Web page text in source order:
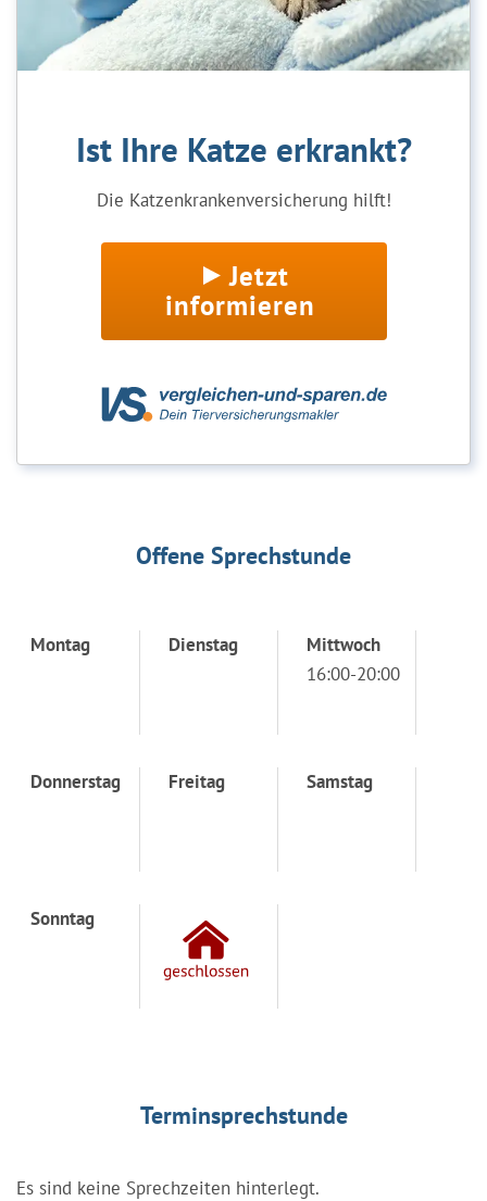
Ist Ihre Katze erkrankt?
Die Katzenkrankenversicherung hilft!
Jetzt
informieren
Offene Sprechstunde
Montag Dienstag
Mittwoch
16:00-20:00
Donnerstag Freitag Samstag
Sonntag
Terminsprechstunde
Es sind keine Sprechzeiten hinterlegt.